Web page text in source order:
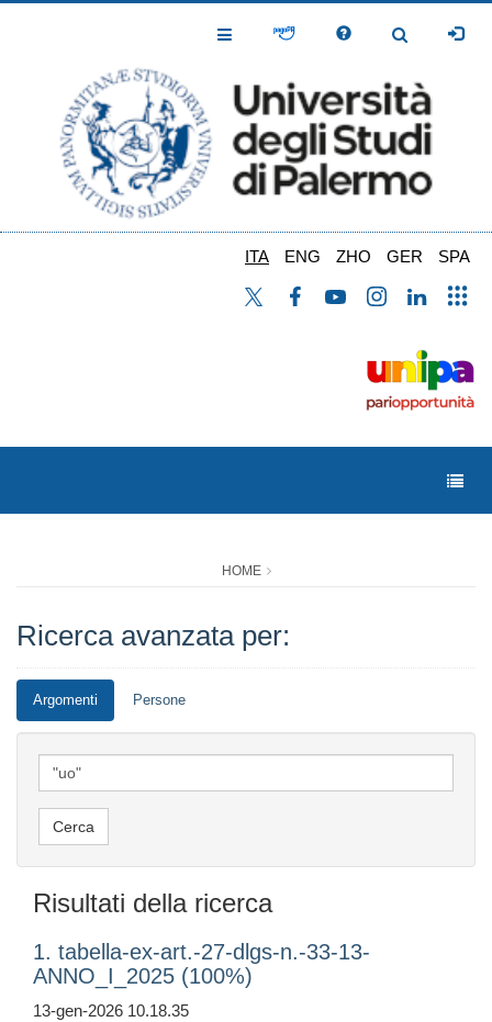
Toggle
Toggle
ITA ENG ZHO GER SPA
HOME
Ricerca avanzata per:
Argomenti Persone
Risultati della ricerca
1. tabella-ex-art.-27-dlgs-n.-33-13-
ANNO_I_2025 (100%)
13-gen-2026 10.18.35